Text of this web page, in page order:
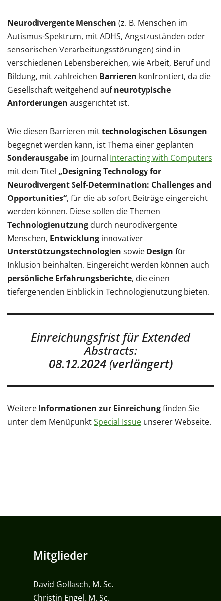
Neurodivergente Menschen (z. B. Menschen im
Autismus-Spektrum, mit ADHS, Angstzuständen oder
sensorischen Verarbeitungsstörungen) sind in
verschiedenen Lebensbereichen, wie Arbeit, Beruf und
Bildung, mit zahlreichen Barrieren konfrontiert, da die
Gesellschaft weitgehend aufneurotypische
Anforderungen ausgerichtet ist.
Wie diesen Barrieren mittechnologischen Lösungen
begegnet werden kann, ist Thema einer geplanten
Sonderausgabe im Journal Interacting with Computers
mit dem Titel „Designing Technology for
Neurodivergent Self-Determination: Challenges and
Opportunities“, für die ab sofort Beiträge eingereicht
werden können. Diese sollen die Themen
Technologienutzung durch neurodivergente
Menschen, Entwicklung innovativer
Unterstützungstechnologien sowie Design für
Inklusion beinhalten. Eingereicht werden können auch
persönliche Erfahrungsberichte, die einen
tiefergehenden Einblick in Technologienutzung bieten.
Einreichungsfrist für Extended
Abstracts:
08.12.2024 (verlängert)
Weitere Informationen zur Einreichungfinden Sie
unter dem MenüpunktSpecial Issue unserer Webseite.
Mitglieder
David Gollasch, M. Sc.
Christin Engel, M. Sc.